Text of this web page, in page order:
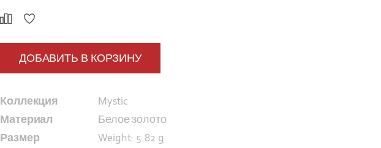
ДОБАВИТЬ В КОРЗИНУ
Коллекция
Mystic
Материал
Белое золото
Размер
Weight: 5.82 g